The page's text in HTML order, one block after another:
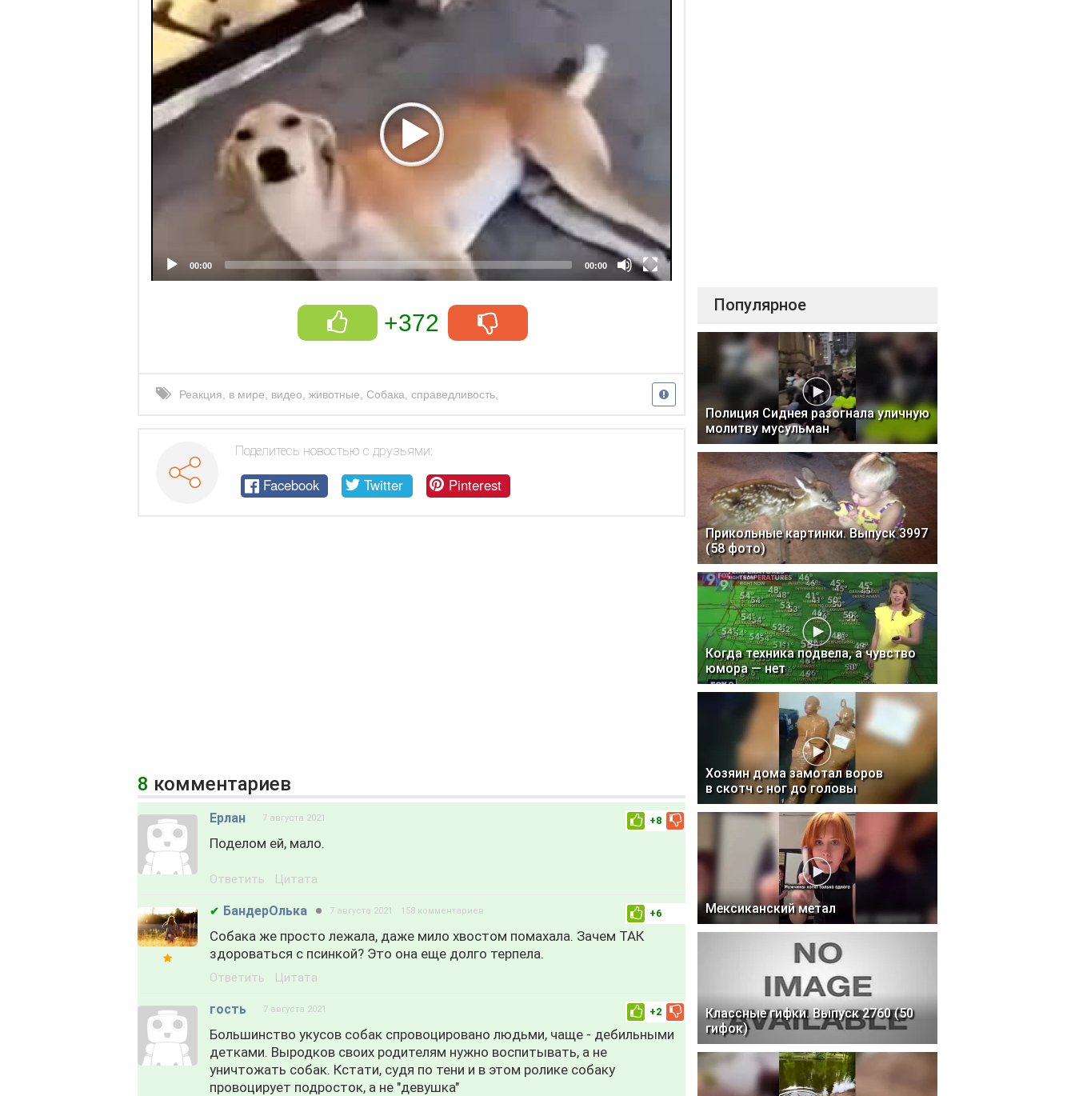
Player
00:00 00:00
+372
Реакция в мире видео животные Собака справедливость
Поделитесь новостью с друзьями:
Facebook Twitter Pinterest
8 комментариев
Ерлан 7 августа 2021 +8
Поделом ей, мало.
Ответить Цитата
БандерОлька
✔ 7 августа 2021 158 комментариев +6
Собака же просто лежала, даже мило хвостом помахала. Зачем ТАК
здороваться с псинкой? Это она еще долго терпела.
Ответить Цитата
гость 7 августа 2021 +2
Большинство укусов собак спровоцировано людьми, чаще - дебильными
детками. Выродков своих родителям нужно воспитывать, а не
уничтожать собак. Кстати, судя по тени и в этом ролике собаку
провоцирует подросток, а не "девушка"
Популярное
Полиция Сиднея разогнала уличную
молитву мусульман
Прикольные картинки. Выпуск 3997
(58 фото)
Когда техника подвела, а чувство
юмора — нет
Хозяин дома замотал воров
в скотч с ног до головы
Мексиканский метал
Классные гифки. Выпуск 2760 (50
гифок)